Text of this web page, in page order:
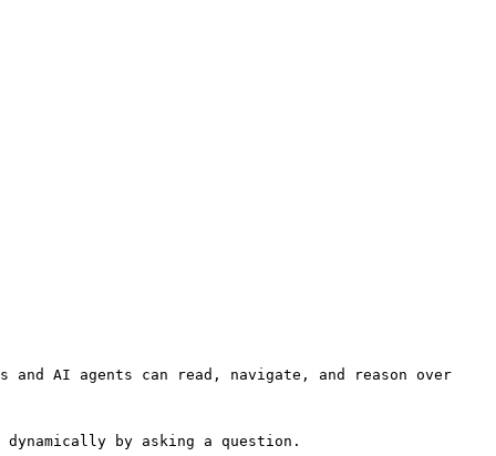
and AI agents can read, navigate, and reason over
by asking a question.